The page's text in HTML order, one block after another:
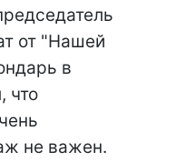
от "Нашей
в
что
не важен.